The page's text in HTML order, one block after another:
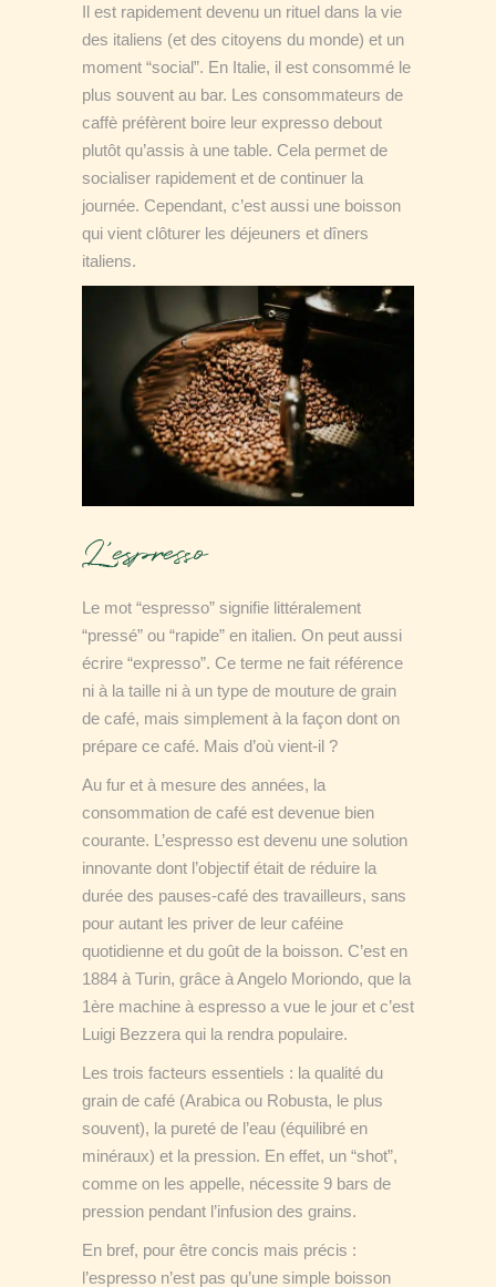
Il est rapidement devenu un rituel dans la vie
des italiens (et des citoyens du monde) et un
moment “social”. En Italie, il est consommé le
plus souvent au bar. Les consommateurs de
caffè préfèrent boire leur expresso debout
plutôt qu’assis à une table. Cela permet de
socialiser rapidement et de continuer la
journée. Cependant, c’est aussi une boisson
qui vient clôturer les déjeuners et dîners
italiens.
L’espresso
Le mot “espresso” signifie littéralement
“pressé” ou “rapide” en italien. On peut aussi
écrire “expresso”. Ce terme ne fait référence
ni à la taille ni à un type de mouture de grain
de café, mais simplement à la façon dont on
prépare ce café. Mais d’où vient-il ?
Au fur et à mesure des années, la
consommation de café est devenue bien
courante. L’espresso est devenu une solution
innovante dont l’objectif était de réduire la
durée des pauses-café des travailleurs, sans
pour autant les priver de leur caféine
quotidienne et du goût de la boisson. C’est en
1884 à Turin, grâce à Angelo Moriondo, que la
1ère machine à espresso a vue le jour et c’est
Luigi Bezzera qui la rendra populaire.
Les trois facteurs essentiels : la qualité du
grain de café (Arabica ou Robusta, le plus
souvent), la pureté de l’eau (équilibré en
minéraux) et la pression. En effet, un “shot”,
comme on les appelle, nécessite 9 bars de
pression pendant l’infusion des grains.
En bref, pour être concis mais précis :
l’espresso n’est pas qu’une simple boisson